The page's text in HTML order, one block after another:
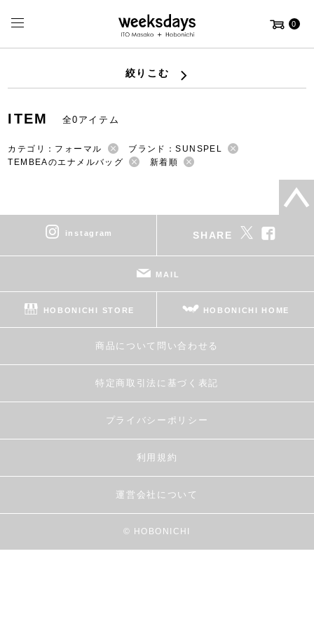
0
絞りこむ
ITEM 全0アイテム
カテゴリ：フォーマル
ブランド：SUNSPEL
TEMBEAのエナメルバッグ
新着順
instagram SHARE
MAIL
HOBONICHI STORE HOBONICHI HOME
商品について問い合わせる
特定商取引法に基づく表記
プライバシーポリシー
利用規約
運営会社について
© HOBONICHI